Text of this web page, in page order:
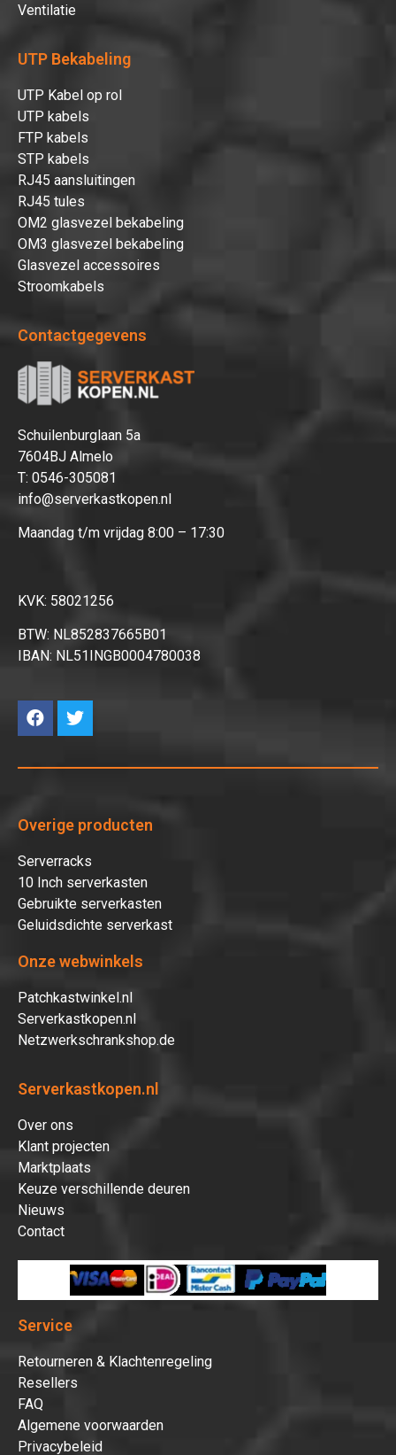
Ventilatie
UTP Bekabeling
UTP Kabel op rol
UTP kabels
FTP kabels
STP kabels
RJ45 aansluitingen
RJ45 tules
OM2 glasvezel bekabeling
OM3 glasvezel bekabeling
Glasvezel accessoires
Stroomkabels
Contactgegevens
Schuilenburglaan 5a
7604BJ Almelo
T: 0546-305081
info@serverkastkopen.nl
Maandag t/m vrijdag 8:00 – 17:30
KVK: 58021256
BTW: NL852837665B01
IBAN: NL51INGB0004780038
Overige producten
Serverracks
10 Inch serverkasten
Gebruikte serverkasten
Geluidsdichte serverkast
Onze webwinkels
Patchkastwinkel.nl
Serverkastkopen.nl
Netzwerkschrankshop.de
Serverkastkopen.nl
Over ons
Klant projecten
Marktplaats
Keuze verschillende deuren
Nieuws
Contact
Service
Retourneren & Klachtenregeling
Resellers
FAQ
Algemene voorwaarden
Privacybeleid